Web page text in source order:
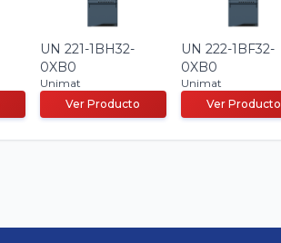
UN 221-1BH32-
0XB0
Unimat
Ver Producto
UN 222-1BF32-
0XB0
Unimat
Ver Producto